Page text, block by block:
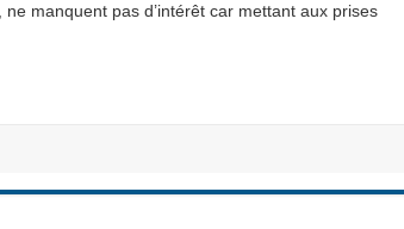
manquent pas d’intérêt car mettant aux prises